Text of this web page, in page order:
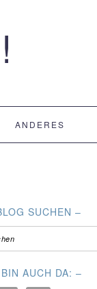
ANDERES
SUCHEN –
AUCH DA: –